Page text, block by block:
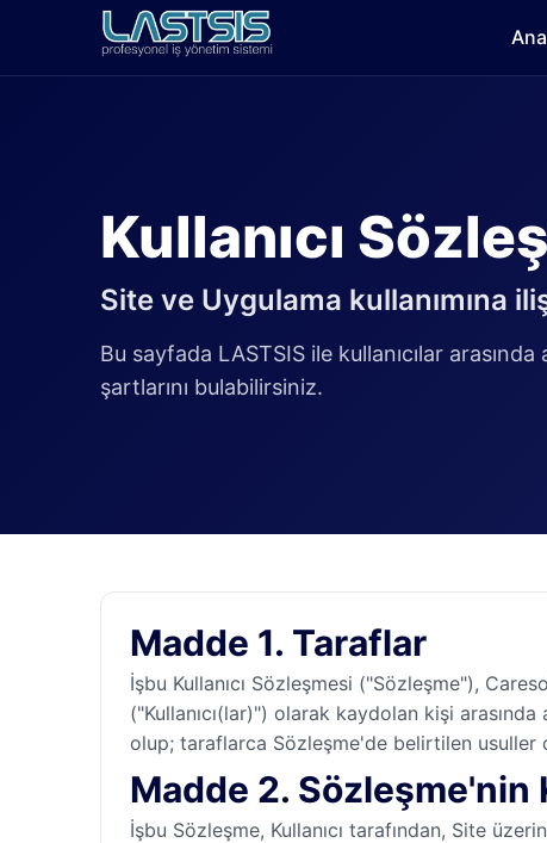
Kullanıcı
Site ve Uygulama kullanımına
Bu sayfada LASTSIS ile kullanıcılar
şartlarını bulabilirsiniz.
Madde 1. Taraflar
İşbu Kullanıcı Sözleşmesi ("Sözleşme"),
("Kullanıcı(lar)") olarak kaydolan kişi
olup; taraflarca Sözleşme'de belirtilen
Madde 2. Sözleşme'nin
İşbu Sözleşme, Kullanıcı tarafından, Site